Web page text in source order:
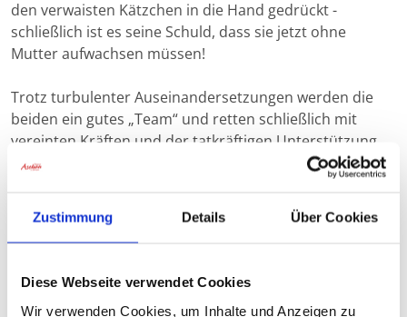
Zustimmung Details Über Cookies
Diese Webseite verwendet Cookies
Wir verwenden Cookies, um Inhalte und Anzeigen zu
den verwaisten Kätzchen in die Hand gedrückt -
schließlich ist es seine Schuld, dass sie jetzt ohne
Mutter aufwachsen müssen!
Trotz turbulenter Auseinandersetzungen werden die
beiden ein gutes „Team“ und retten schließlich mit
vereinten Kräften und der tatkräftigen Unterstützung
der Fischbacher Frauen nicht nur die Ehe von Inge und
Johann Schüssler, sondern auch die Molkerei vor der
Im August 2008 drehte die Aspekt Telefilm-Produktion
Drehbuch von Thomas Kirdorf und Martina Brand. Die